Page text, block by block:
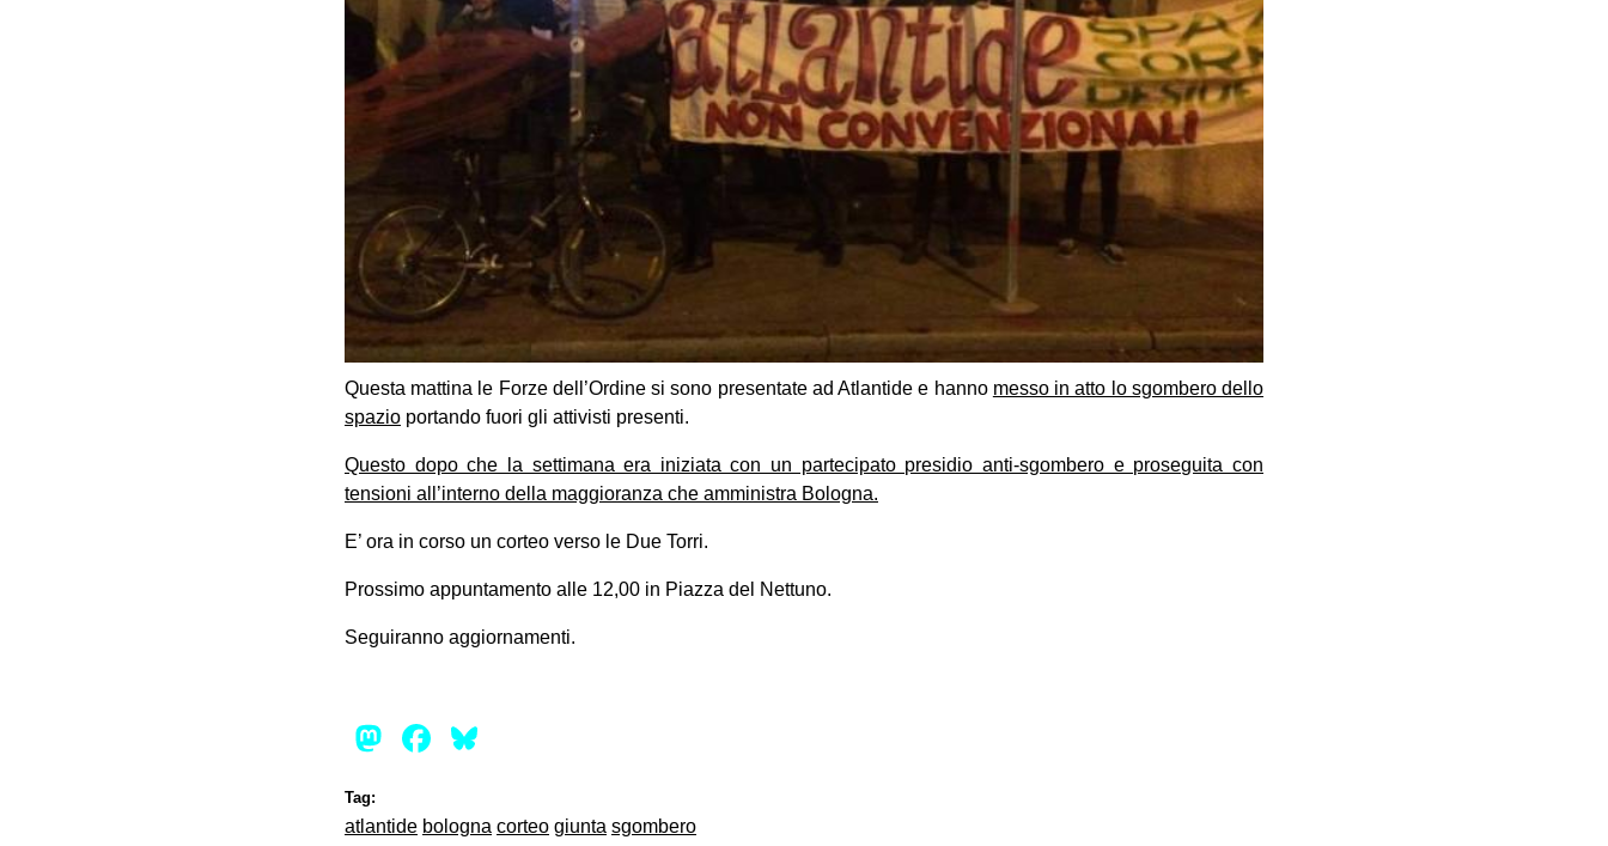
Questa mattina le Forze dell’Ordine si sono presentate ad Atlantide e hanno messo in atto lo sgombero dello
spazio portando fuori gli attivisti presenti.
Questo dopo che la settimana era iniziata con un partecipato presidio anti-sgombero e proseguita con
tensioni all’interno della maggioranza che amministra Bologna.
E’ ora in corso un corteo verso le Due Torri.
Prossimo appuntamento alle 12,00 in Piazza del Nettuno.
Seguiranno aggiornamenti.
Mastodon
Facebook
Tag:
atlantide bologna corteo giunta sgombero